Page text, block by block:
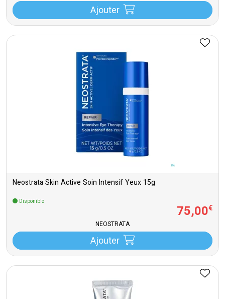
Ajouter
Neostrata Skin Active Soin Intensif Yeux 15g
Disponible
75,00€
NEOSTRATA
Ajouter